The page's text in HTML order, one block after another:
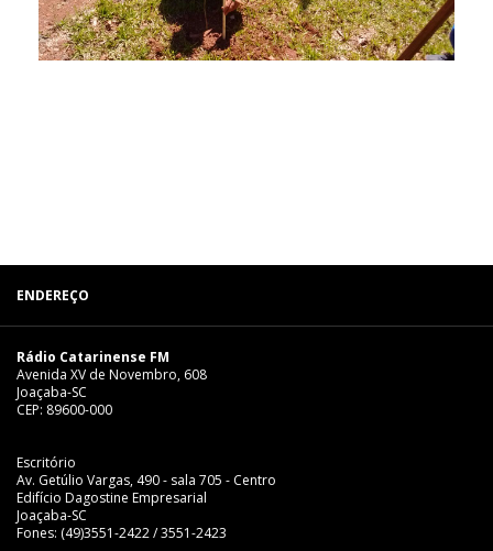
ENDEREÇO
Rádio Catarinense FM
Avenida XV de Novembro, 608
Joaçaba-SC
CEP: 89600-000
Escritório
Av. Getúlio Vargas, 490 - sala 705 - Centro
Edifício Dagostine Empresarial
Joaçaba-SC
Fones: (49)3551-2422 / 3551-2423